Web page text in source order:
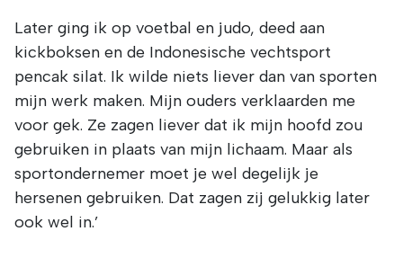
Later ging ik op voetbal en judo, deed aan
kickboksen en de Indonesische vechtsport
pencak silat. Ik wilde niets liever dan van sporten
mijn werk maken. Mijn ouders verklaarden me
voor gek. Ze zagen liever dat ik mijn hoofd zou
gebruiken in plaats van mijn lichaam. Maar als
sportondernemer moet je wel degelijk je
hersenen gebruiken. Dat zagen zij gelukkig later
ook wel in.’